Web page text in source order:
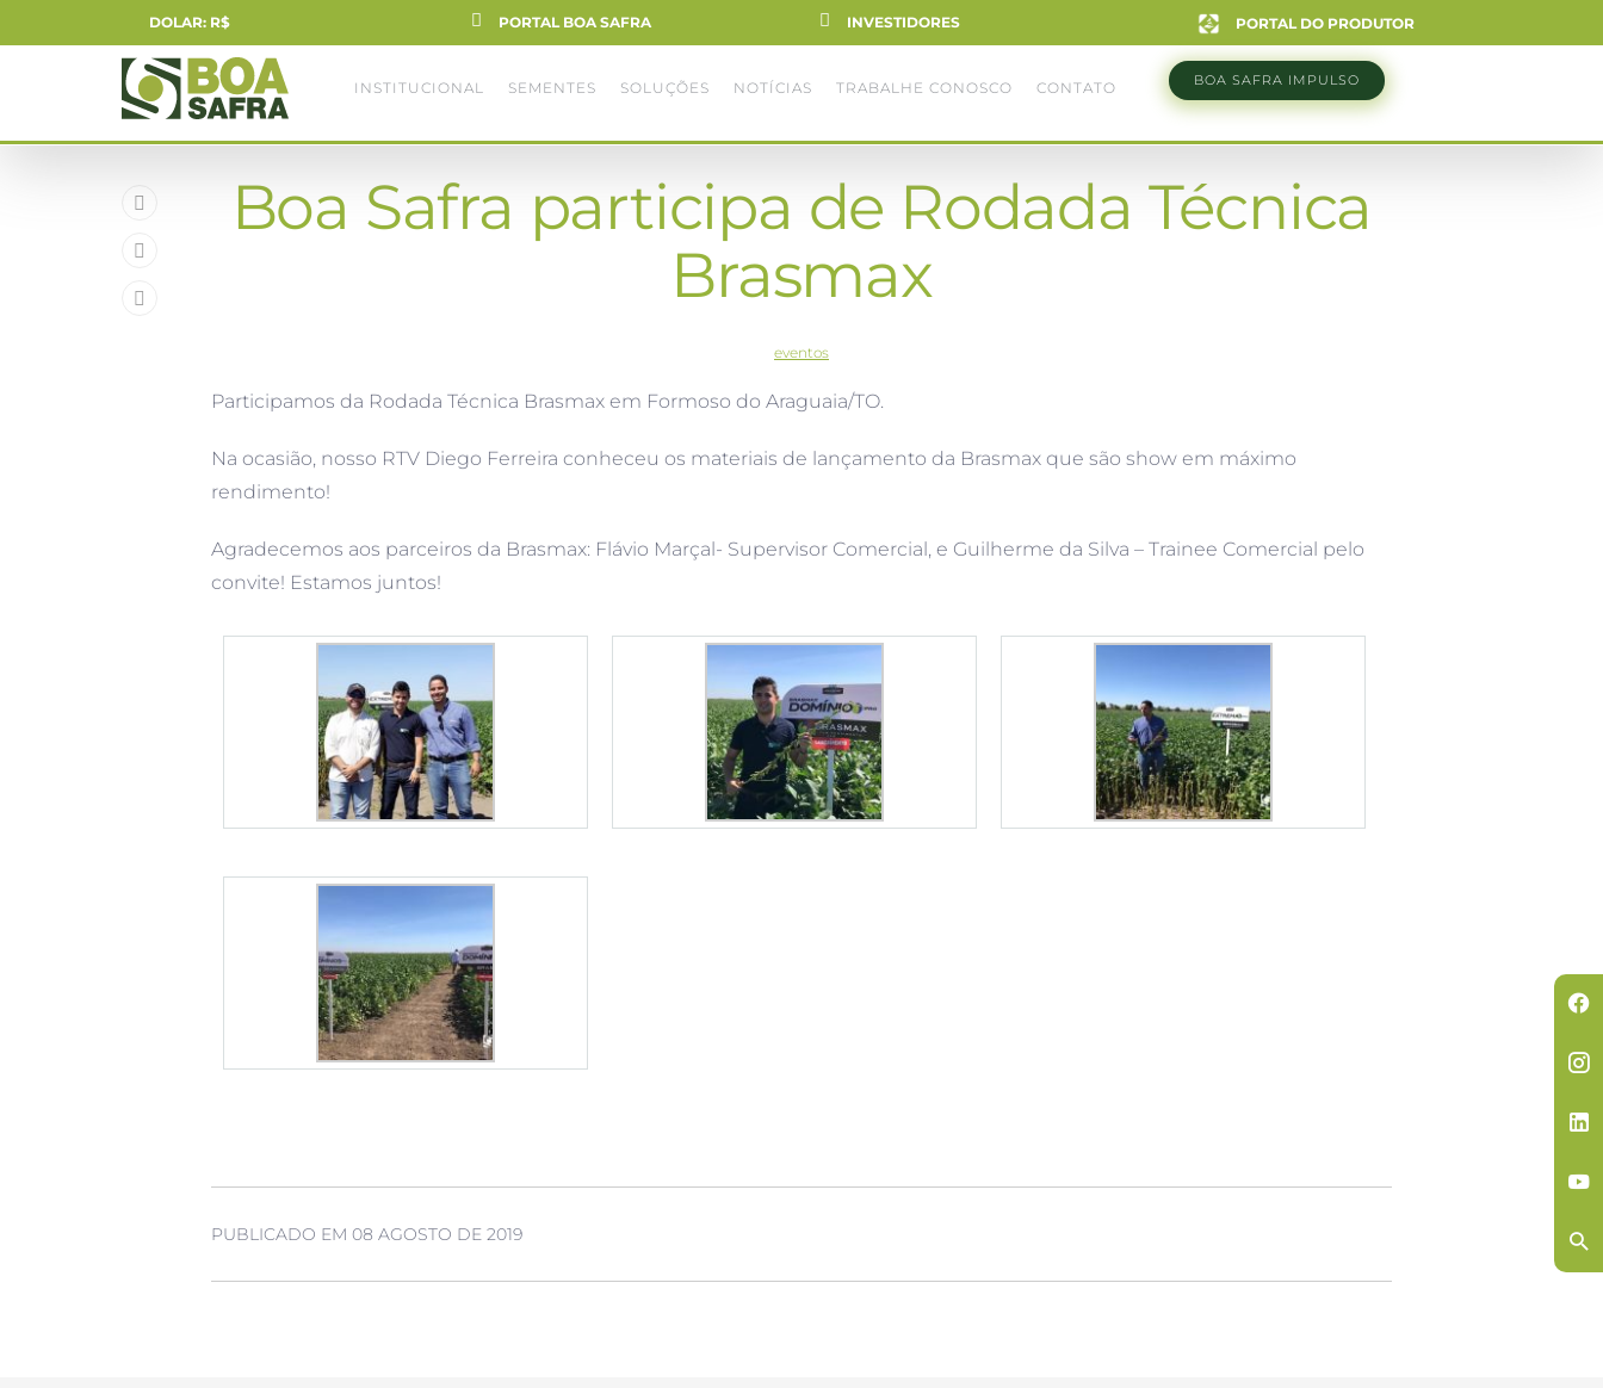
DOLAR: R$ PORTAL BOA SAFRA INVESTIDORES PORTAL DO PRODUTOR
INSTITUCIONAL SEMENTES SOLUÇÕES NOTÍCIAS TRABALHE CONOSCO CONTATO BOA SAFRA IMPULSO
Boa Safra participa de Rodada Técnica
Brasmax
eventos
Participamos da Rodada Técnica Brasmax em Formoso do Araguaia/TO.
Na ocasião, nosso RTV Diego Ferreira conheceu os materiais de lançamento da Brasmax que são show em máximo
rendimento!
Agradecemos aos parceiros da Brasmax: Flávio Marçal- Supervisor Comercial, e Guilherme da Silva – Trainee Comercial pelo
convite! Estamos juntos!
PUBLICADO EM 08 AGOSTO DE 2019